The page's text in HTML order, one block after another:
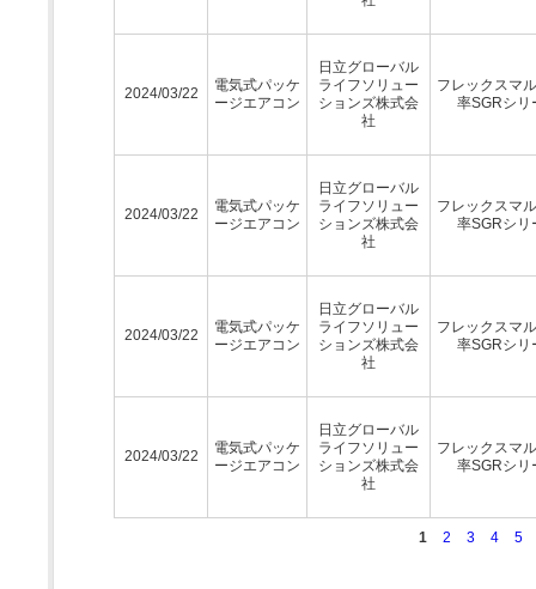
2024/03/22
電気式パッケ
ージエアコン
日立グローバル
ライフソリュー
ションズ株式会
社
フレックスマ
率SGRシリ
2024/03/22
電気式パッケ
ージエアコン
日立グローバル
ライフソリュー
ションズ株式会
社
フレックスマ
率SGRシリ
2024/03/22
電気式パッケ
ージエアコン
日立グローバル
ライフソリュー
ションズ株式会
社
フレックスマ
率SGRシリ
2024/03/22
電気式パッケ
ージエアコン
日立グローバル
ライフソリュー
ションズ株式会
社
フレックスマ
率SGRシリ
1 2 3 4 5